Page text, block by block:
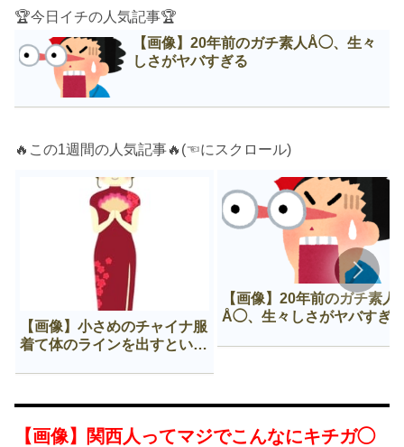
🏆今日イチの人気記事🏆
【画像】20年前のガチ素人Å◯、生々
しさがヤバすぎる
🔥この1週間の人気記事🔥(☜にスクロール)
【画像】小さめのチャイナ服
着て体のラインを出すという
【画像】20年前のガチ素人
Å◯、生々しさがヤバすぎ
【画像】関西人ってマジでこんなにキチガ◯